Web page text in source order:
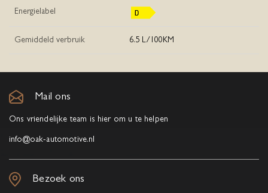
Energielabel
Gemiddeld verbruik 6.5 L/100KM
Mail ons
Ons vriendelijke team is hier om u te helpen
info@oak-automotive.nl
Bezoek ons